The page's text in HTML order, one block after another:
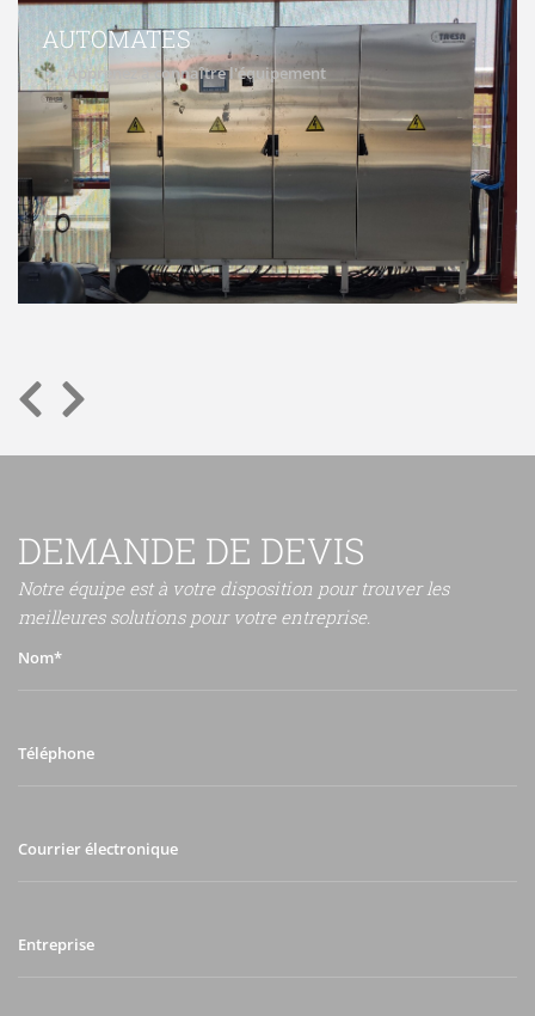
AUTOMATES
Apprenez à connaître l'équipement
DEMANDE DE DEVIS
Notre équipe est à votre disposition pour trouver les
meilleures solutions pour votre entreprise.
Nom*
Téléphone
Courrier
Entreprise